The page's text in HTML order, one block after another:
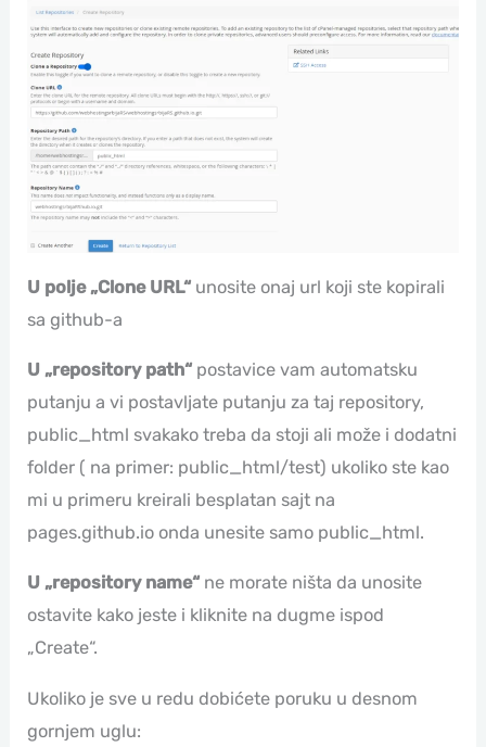
U polje „Clone URL“ unosite onaj url koji ste kopirali
sa github-a
U „repository path“ postavice vam automatsku
putanju a vi postavljate putanju za taj repository,
public_html svakako treba da stoji ali može i dodatni
folder ( na primer: public_html/test) ukoliko ste kao
mi u primeru kreirali besplatan sajt na
pages.github.io onda unesite samo public_html.
U „repository name“ ne morate ništa da unosite
ostavite kako jeste i kliknite na dugme ispod
„Create“.
Ukoliko je sve u redu dobićete poruku u desnom
gornjem uglu: